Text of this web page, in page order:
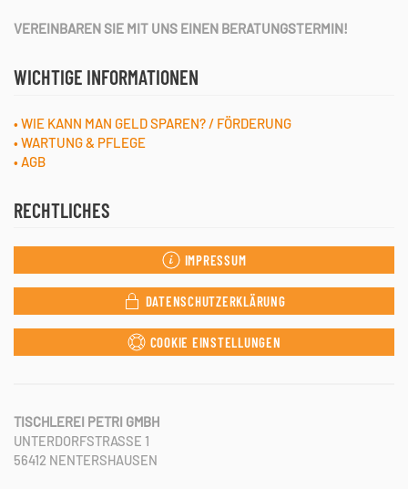
VEREINBAREN SIE MIT UNS EINEN BERATUNGSTERMIN!
WICHTIGE INFORMATIONEN
• WIE KANN MAN GELD SPAREN? / FÖRDERUNG
• WARTUNG & PFLEGE
• AGB
RECHTLICHES
IMPRESSUM
DATENSCHUTZERKLÄRUNG
COOKIE EINSTELLUNGEN
TISCHLEREI PETRI GMBH
UNTERDORFSTRASSE 1
56412 NENTERSHAUSEN